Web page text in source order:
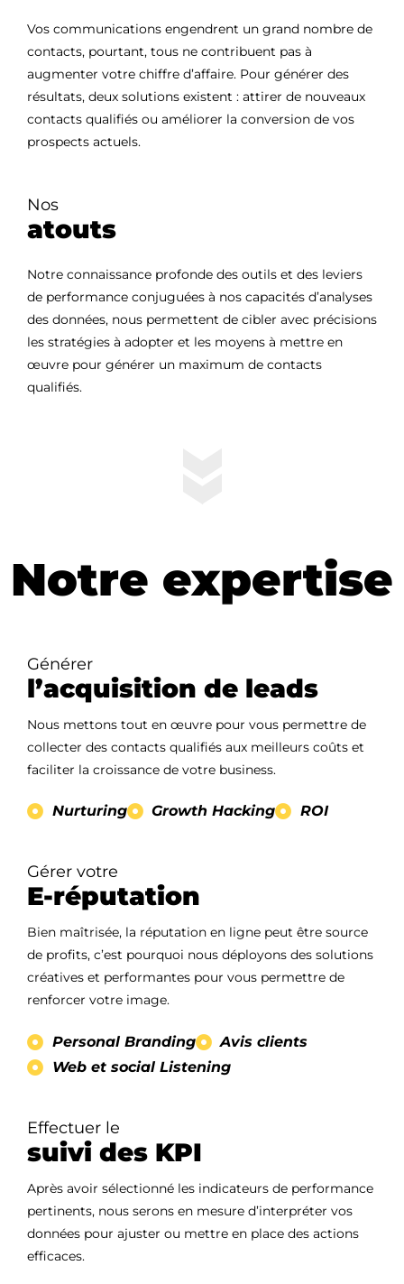
Accueil
Notre agence
Nos métiers
Vos communications engendrent un grand nombre de
contacts, pourtant, tous ne contribuent pas à
augmenter votre chiffre d’affaire. Pour générer des
résultats, deux solutions existent : attirer de nouveaux
contacts qualifiés ou améliorer la conversion de vos
prospects actuels.
Nos
atouts
Notre connaissance profonde des outils et des leviers
de performance conjuguées à nos capacités d’analyses
des données, nous permettent de cibler avec précisions
les stratégies à adopter et les moyens à mettre en
œuvre pour générer un maximum de contacts
qualifiés.
Notre expertise
Générer
l’acquisition de leads
Nous mettons tout en œuvre pour vous permettre de
collecter des contacts qualifiés aux meilleurs coûts et
faciliter la croissance de votre business.
Nurturing Growth Hacking ROI
Gérer votre
E-réputation
Bien maîtrisée, la réputation en ligne peut être source
de profits, c’est pourquoi nous déployons des solutions
créatives et performantes pour vous permettre de
renforcer votre image.
Personal Branding
Avis clients
Web et social Listening
Effectuer le
suivi des KPI
Après avoir sélectionné les indicateurs de performance
pertinents, nous serons en mesure d’interpréter vos
données pour ajuster ou mettre en place des actions
efficaces.